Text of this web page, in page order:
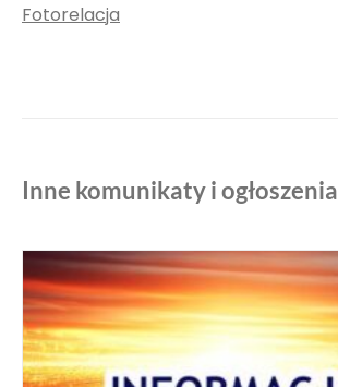
Fotorelacja
Inne komunikaty i ogłoszenia